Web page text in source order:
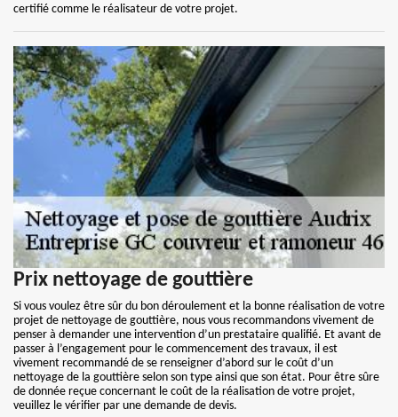
certifié comme le réalisateur de votre projet.
Prix nettoyage de gouttière
Si vous voulez être sûr du bon déroulement et la bonne réalisation de votre
projet de nettoyage de gouttière, nous vous recommandons vivement de
penser à demander une intervention d’un prestataire qualifié. Et avant de
passer à l’engagement pour le commencement des travaux, il est
vivement recommandé de se renseigner d’abord sur le coût d’un
nettoyage de la gouttière selon son type ainsi que son état. Pour être sûre
de donnée reçue concernant le coût de la réalisation de votre projet,
veuillez le vérifier par une demande de devis.